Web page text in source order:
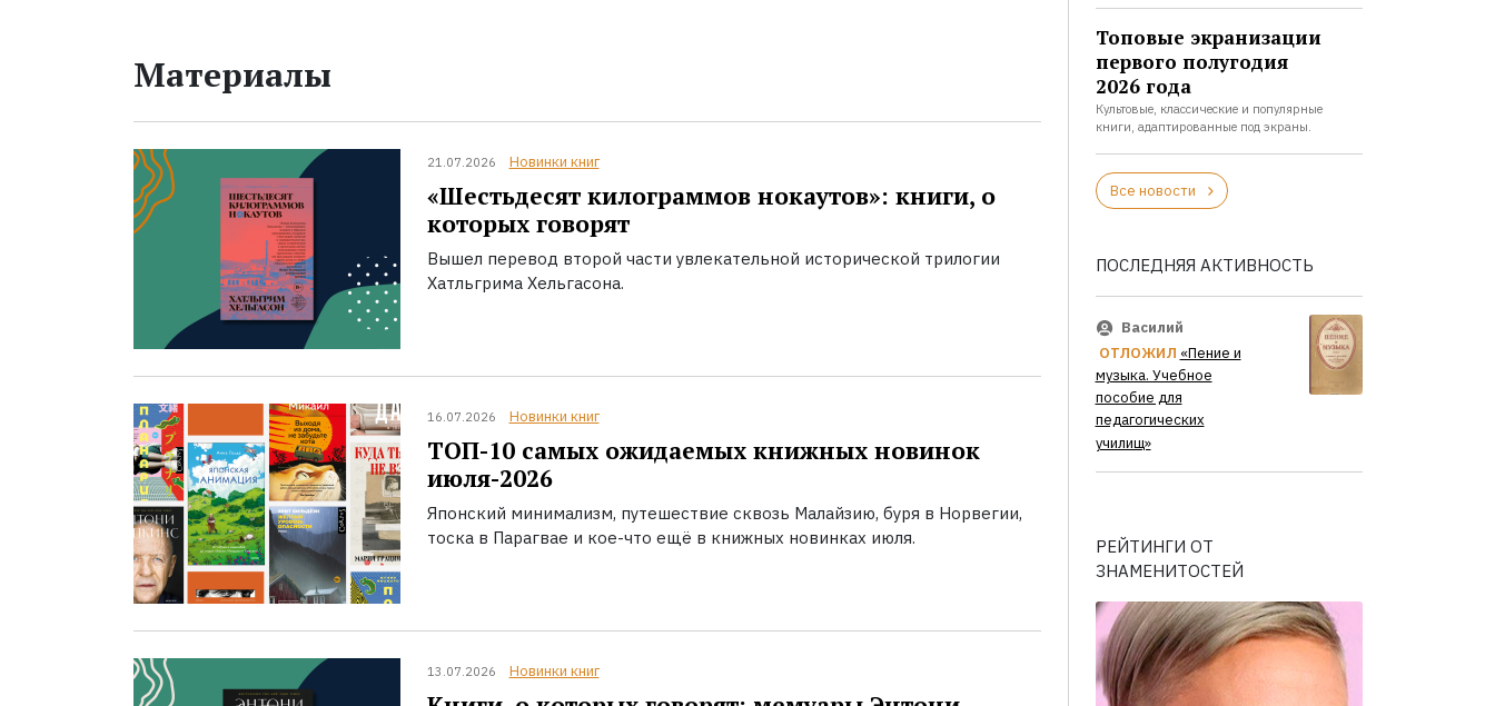
Материалы
21.07.2026 Новинки книг
«Шестьдесят килограммов нокаутов»: книги, о
которых говорят
Вышел перевод второй части увлекательной исторической трилогии
Хатльгрима Хельгасона.
16.07.2026 Новинки книг
ТОП-10 самых ожидаемых книжных новинок
июля-2026
Японский минимализм, путешествие сквозь Малайзию, буря в Норвегии,
тоска в Парагвае и кое-что ещё в книжных новинках июля.
13.07.2026 Новинки книг
Топовые экранизации
первого полугодия
2026 года
Культовые, классические и популярные
книги, адаптированные под экраны.
Все новости
ПОСЛЕДНЯЯ АКТИВНОСТЬ
Василий
ОТЛОЖИЛ «Пение и
музыка. Учебное
пособие для
педагогических
училищ»
РЕЙТИНГИ ОТ
ЗНАМЕНИТОСТЕЙ